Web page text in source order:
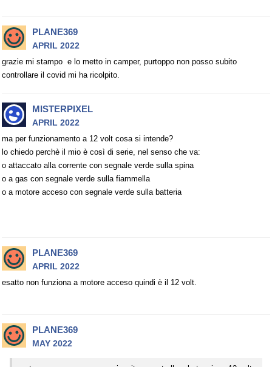
PLANE369
APRIL 2022
grazie mi stampo e lo metto in camper, purtoppo non posso subito
controllare il covid mi ha ricolpito.
MISTERPIXEL
APRIL 2022
ma per funzionamento a 12 volt cosa si intende?
lo chiedo perchè il mio è così di serie, nel senso che va:
o attaccato alla corrente con segnale verde sulla spina
o a gas con segnale verde sulla fiammella
o a motore acceso con segnale verde sulla batteria
PLANE369
APRIL 2022
esatto non funziona a motore acceso quindi è il 12 volt.
PLANE369
MAY 2022